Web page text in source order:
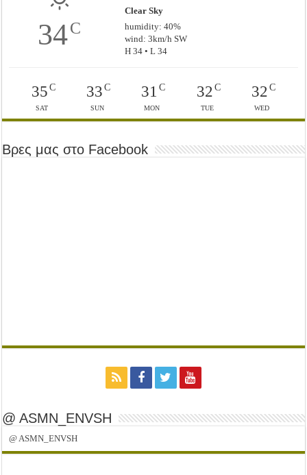
34C
Clear Sky
humidity: 40%
wind: 3km/h SW
H 34 • L 34
35C
SAT
33C
SUN
31 C
MON
32C
TUE
32C
WED
Βρες μας στο Facebook
@ ASMN_ENVSH
@ ASMN_ENVSH